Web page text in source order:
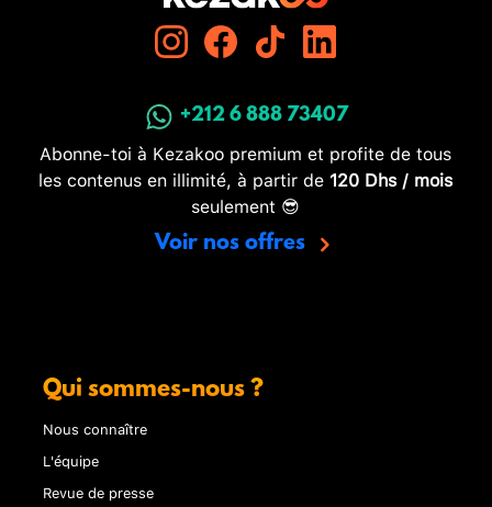
+212 6 888 73407
Abonne-toi à Kezakoo premium et profite de tous
les contenus en illimité, à partir de 120 Dhs / mois
seulement 😎
Voir nos offres
Qui sommes-nous ?
Nous connaître
L'équipe
Revue de presse